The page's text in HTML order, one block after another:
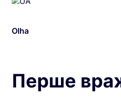
Olha
Перше